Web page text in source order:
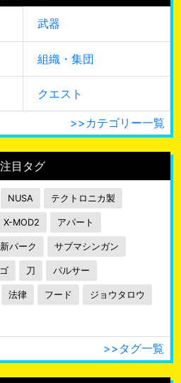
武器
組織・集団
クエスト
>>カテゴリー一覧
注目タグ
NUSA テクトロニカ製
X-MOD2 アパート
パーク サブマシンガン
刀 パルサー
法律 フード ジョウタロウ
>>タグ一覧